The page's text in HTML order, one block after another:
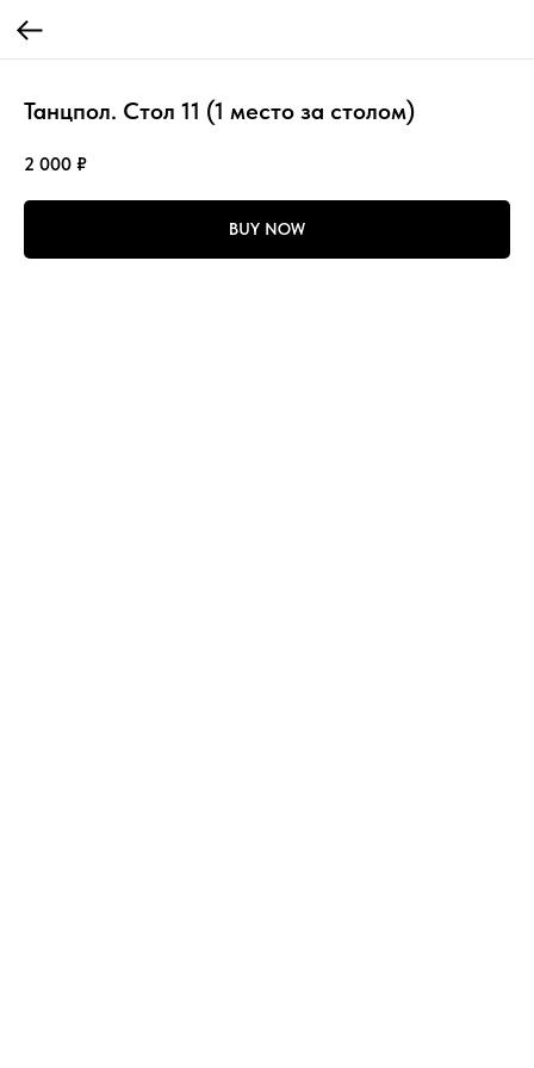
Танцпол. Стол 11 (1 место за столом)
2 000 ₽
BUY NOW